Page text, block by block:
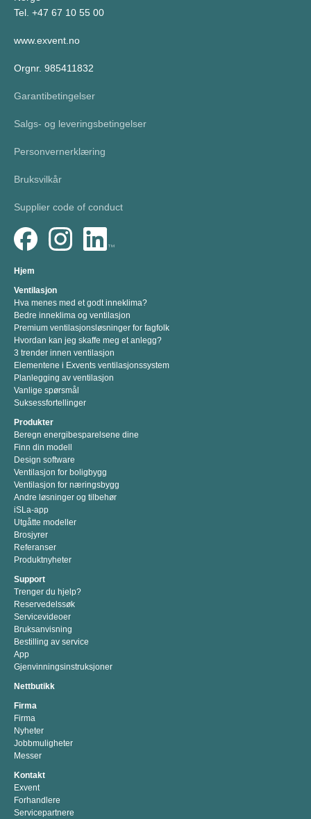
Tel. +47 67 10 55 00
www.exvent.no
Orgnr. 985411832
Garantibetingelser
Salgs- og leveringsbetingelser
Personvernerklæring
Bruksvilkår
Supplier code of conduct
Hjem
Ventilasjon
Hva menes med et godt inneklima?
Bedre inneklima og ventilasjon
Premium ventilasjonsløsninger for fagfolk
Hvordan kan jeg skaffe meg et anlegg?
3 trender innen ventilasjon
Elementene i Exvents ventilasjonssystem
Planlegging av ventilasjon
Vanlige spørsmål
Suksessfortellinger
Produkter
Beregn energibesparelsene dine
Finn din modell
Design software
Ventilasjon for boligbygg
Ventilasjon for næringsbygg
Andre løsninger og tilbehør
iSLa-app
Utgåtte modeller
Brosjyrer
Referanser
Produktnyheter
Support
Trenger du hjelp?
Reservedelssøk
Servicevideoer
Bruksanvisning
Bestilling av service
App
Gjenvinningsinstruksjoner
Nettbutikk
Firma
Firma
Nyheter
Jobbmuligheter
Messer
Kontakt
Exvent
Forhandlere
Servicepartnere